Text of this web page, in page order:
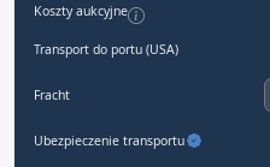
Koszty aukcyjne
Transport do portu (USA)
Fracht
Ubezpieczenie transportu